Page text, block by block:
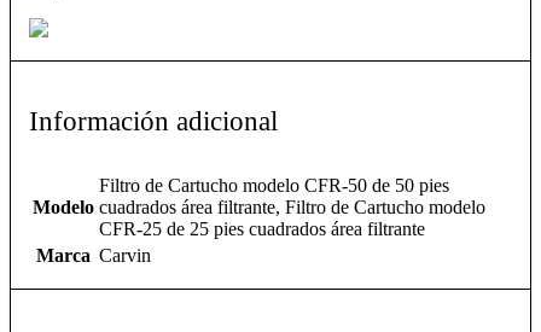
Información adicional
Modelo
Filtro de Cartucho modelo CFR-50 de 50 pies
cuadrados área filtrante, Filtro de Cartucho modelo
CFR-25 de 25 pies cuadrados área filtrante
Marca Carvin